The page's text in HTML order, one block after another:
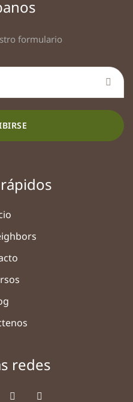
formulario
redes